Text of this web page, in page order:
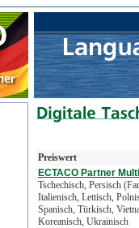
Preiswert
ECTACO Partner
Tschechisch, Persisch
Italienisch, Lettisch,
Spanisch, Türkisch,
Koreanisch, Ukrainisch